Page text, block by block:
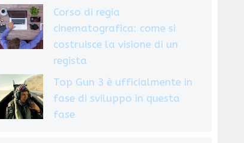
Corso di regia
cinematografica: come si
costruisce la visione di un
regista
Top Gun 3 è ufficialmente in
fase di sviluppo in questa
fase